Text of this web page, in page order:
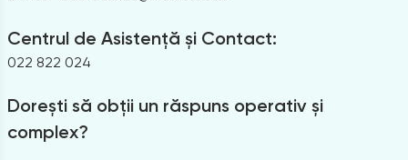
Centrul de Asistență și Contact:
022 822 024
Dorești să obții un răspuns operativ și
complex?